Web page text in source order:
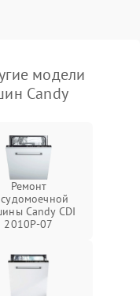
модели
Candy
Ремонт
Candy CDI
2010P-07